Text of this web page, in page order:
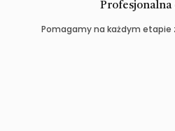
Profesjonalna
Pomagamy na każdym